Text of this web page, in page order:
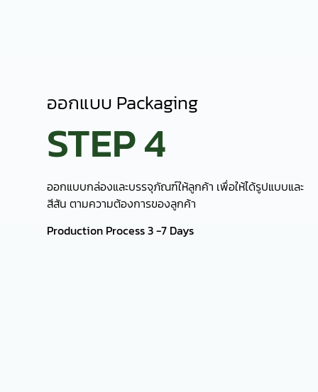
Production Process 3 -7 Days